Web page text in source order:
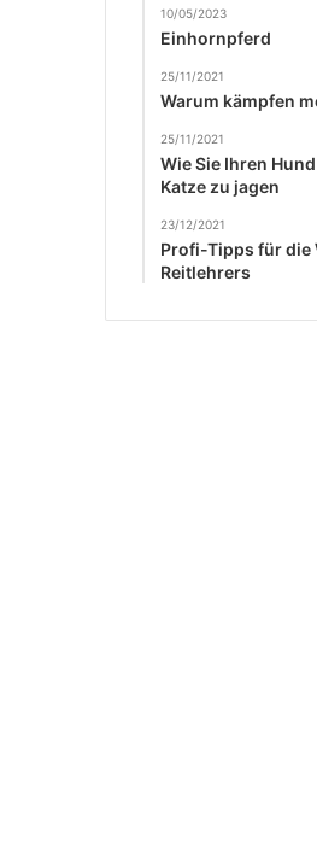
10/05/2023
Einhornpferd
25/11/2021
Warum kämpfen
25/11/2021
Wie Sie Ihren
Katze zu jagen
23/12/2021
Profi-Tipps für die
Reitlehrers